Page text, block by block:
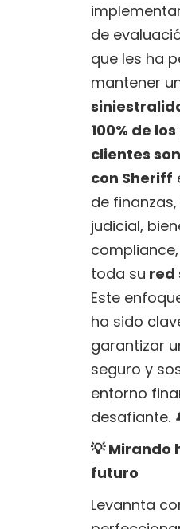
de
que les ha
mantener
100% de
clientes
con Sheriff
de
judicial,
toda su red
Este
ha sido
garantizar
seguro y
entorno
desafiante.
💡 Mirando
futuro
Levannta